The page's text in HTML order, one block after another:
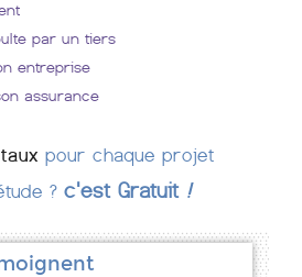
par un tiers
entreprise
assurance
pour chaque projet
? c'est Gratuit !